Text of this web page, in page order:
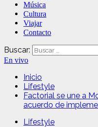
Música
Cultura
Viajar
Contacto
Buscar:
En vivo
Inicio
Lifestyle
Factorial se une a
acuerdo de
Lifestyle